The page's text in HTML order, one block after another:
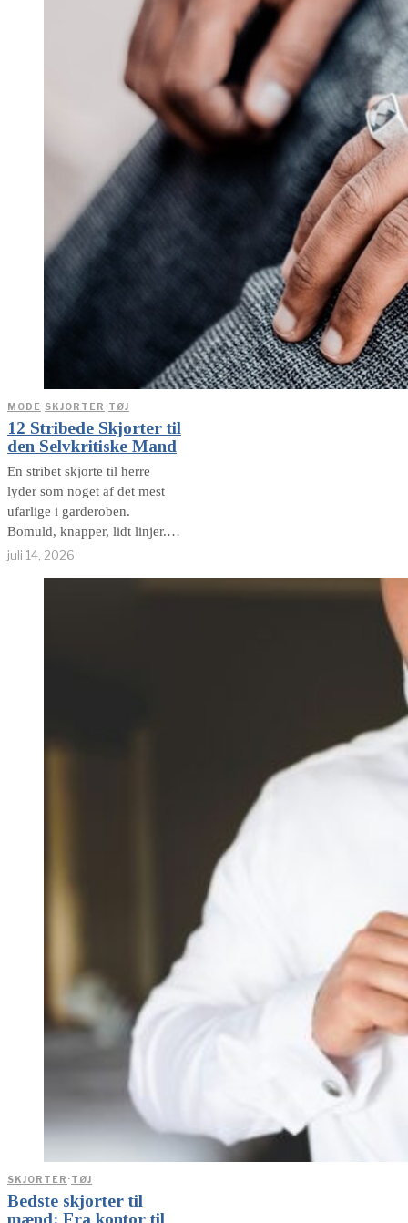
MODE ·SKJORTER ·TØJ
12 Stribede Skjorter til
den Selvkritiske Mand
En stribet skjorte til herre
lyder som noget af det mest
ufarlige i garderoben.
Bomuld, knapper, lidt linjer.
Hvad kan gå galt? En del,
juli 14, 2026
SKJORTER ·TØJ
Bedste skjorter til